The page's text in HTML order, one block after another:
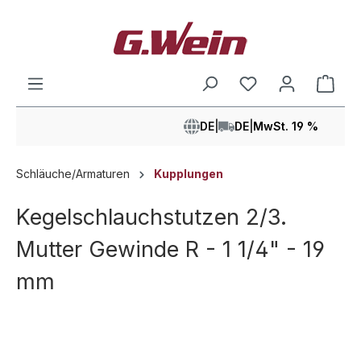
DE DE MwSt. 19 %
Schläuche/Armaturen Kupplungen
Kegelschlauchstutzen 2/3.
Mutter Gewinde R - 1 1/4" - 19
mm